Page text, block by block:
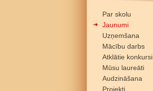
Par skolu
Jaunumi
Uzņemšana
Mācību darbs
Atklātie konkursi
Mūsu laureāti
Audzināšana
Projekti